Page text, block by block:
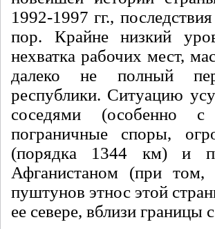
1992-1997 гг.,
пор. Крайне низкий
нехватка рабочих мест,
далеко не полный
республики. Ситуацию
соседями (особенно с
пограничные споры,
(порядка 1344 км) и
Афганистаном (при
пуштунов этнос этой
ее севере, вблизи границы